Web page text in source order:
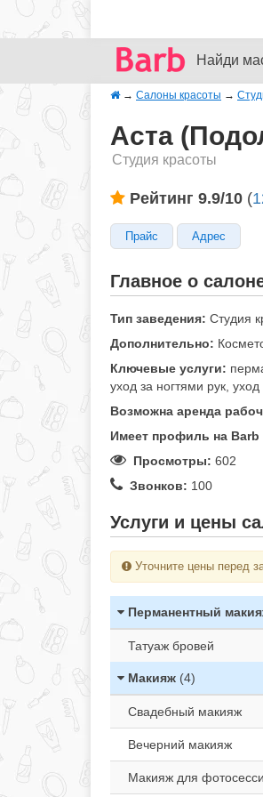
Найди
→ Салоны красоты →
Аста
Студия красоты
Рейтинг 9.9/10 (
Прайс Адрес
Главное о
Тип заведения: Студия
Дополнительно:
Ключевые услуги:
уход за ногтями рук,
Возможна аренда
Имеет профиль на Barb
Просмотры: 602
Звонков: 100
Услуги и цены
Уточните цены перед
Перманентный
Татуаж бровей
Макияж (4)
Свадебный макияж
Вечерний макияж
Макияж для